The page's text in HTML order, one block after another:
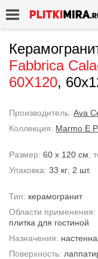
Fabbrica
60X120,
Производитель: Ava
Коллекция: Marmo E
Размер: 60 x 120 см;
Упаковка: 33 кг; 2 шт.
Тип: керамогранит
Области применения:
плитка для гостиной
Назначения:
Поверхность: